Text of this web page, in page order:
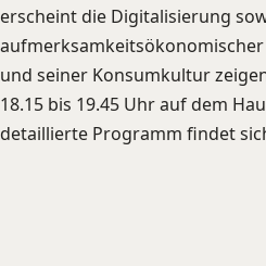
erscheint die Digitalisierung
und seiner Konsumkultur
18.15 bis 19.45 Uhr auf dem
detaillierte Programm findet